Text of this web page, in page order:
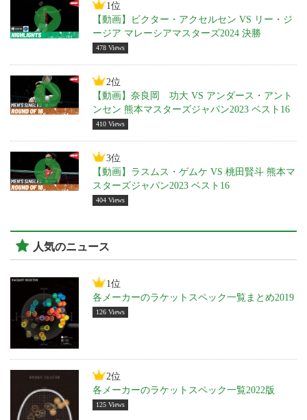
1位
【動画】ビクター・アクセルセン VS リー・ジ
ージア マレーシアマスターズ2024 決勝
478 Views
2位
【動画】奈良岡 功大 VS アンダース・アント
ンセン 熊本マスターズジャパン2023 ベスト16
410 Views
3位
【動画】ラスムス・ゲムケ VS 桃田賢斗 熊本マ
スターズジャパン2023 ベスト16
404 Views
人気のニュース
1位
各メーカーのラケットスペック一覧まとめ2019
126 Views
2位
各メーカーのラケットスペック一覧2022版
125 Views